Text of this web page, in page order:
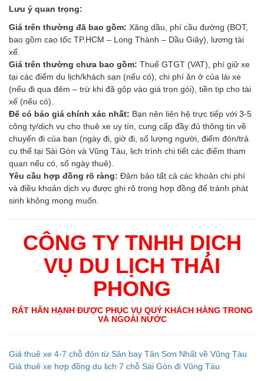
Lưu ý quan trọng:
Giá trên thường đã bao gồm: Xăng dầu, phí cầu đường (BOT,
bao gồm cao tốc TP.HCM – Long Thành – Dầu Giây), lương tài
xế.
Giá trên thường chưa bao gồm: Thuế GTGT (VAT), phí giữ xe
tại các điểm du lịch/khách sạn (nếu có), chi phí ăn ở của lái xe
(nếu đi qua đêm – trừ khi đã gộp vào giá trọn gói), tiền tip cho tài
xế (nếu có).
Để có báo giá chính xác nhất: Bạn nên liên hệ trực tiếp với 3-5
công ty/dịch vụ cho thuê xe uy tín, cung cấp đầy đủ thông tin về
chuyến đi của bạn (ngày đi, giờ đi, số lượng người, điểm đón/trả
cụ thể tại Sài Gòn và Vũng Tàu, lịch trình chi tiết các điểm tham
quan nếu có, số ngày thuê).
Yêu cầu hợp đồng rõ ràng: Đảm bảo tất cả các khoản chi phí
và điều khoản dịch vụ được ghi rõ trong hợp đồng để tránh phát
sinh không mong muốn.
CÔNG TY TNHH DỊCH
VỤ DU LỊCH THÁI
PHONG
RẤT HÂN HẠNH ĐƯỢC PHỤC VỤ QUÝ KHÁCH HÀNG TRONG
VÀ NGOÀI NƯỚC
Giá thuê xe 4-7 chỗ đón từ Sân bay Tân Sơn Nhất về Vũng Tàu
Giá thuê xe hợp đồng du lịch 7 chỗ Sài Gòn đi Vũng Tàu